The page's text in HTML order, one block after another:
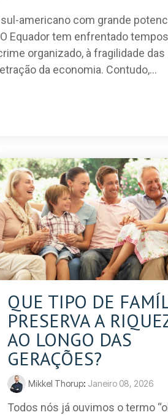
americano com grande
Equador tem enfrentado
organizado, à fragilidade das
da economia. Contudo,...
QUE TIPO DE
PRESERVA A
AO LONGO DAS
GERAÇÕES?
Mikkel Thorup: Janeiro 08, 2026
Todos nós já ouvimos o termo